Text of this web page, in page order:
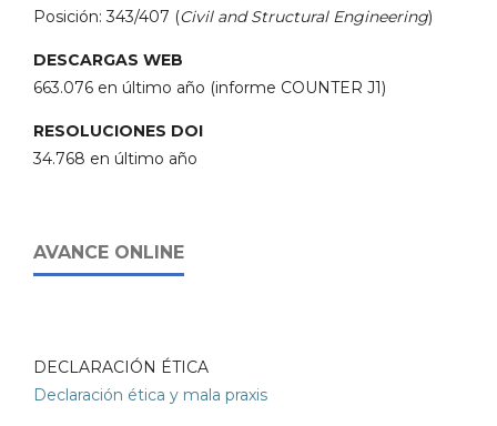
Posición: 343/407 (Civil and Structural Engineering)
DESCARGAS WEB
663.076 en último año (informe COUNTER J1)
RESOLUCIONES DOI
34.768 en último año
AVANCE ONLINE
DECLARACIÓN ÉTICA
Declaración ética y mala praxis